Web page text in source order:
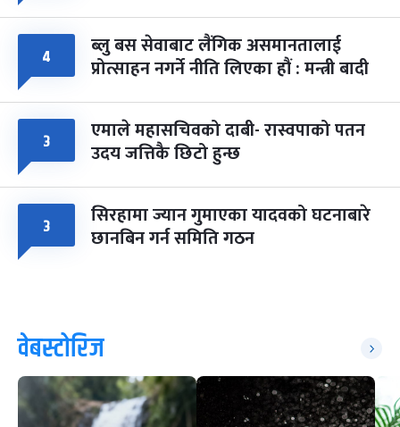
४ ब्लु बस सेवाबाट लैंगिक असमानतालाई
प्रोत्साहन नगर्ने नीति लिएका हौं : मन्त्री बादी
३ एमाले महासचिवको दाबी- रास्वपाको पतन
उदय जत्तिकै छिटो हुन्छ
३ सिरहामा ज्यान गुमाएका यादवको घटनाबारे
छानबिन गर्न समिति गठन
वेबस्टोरिज